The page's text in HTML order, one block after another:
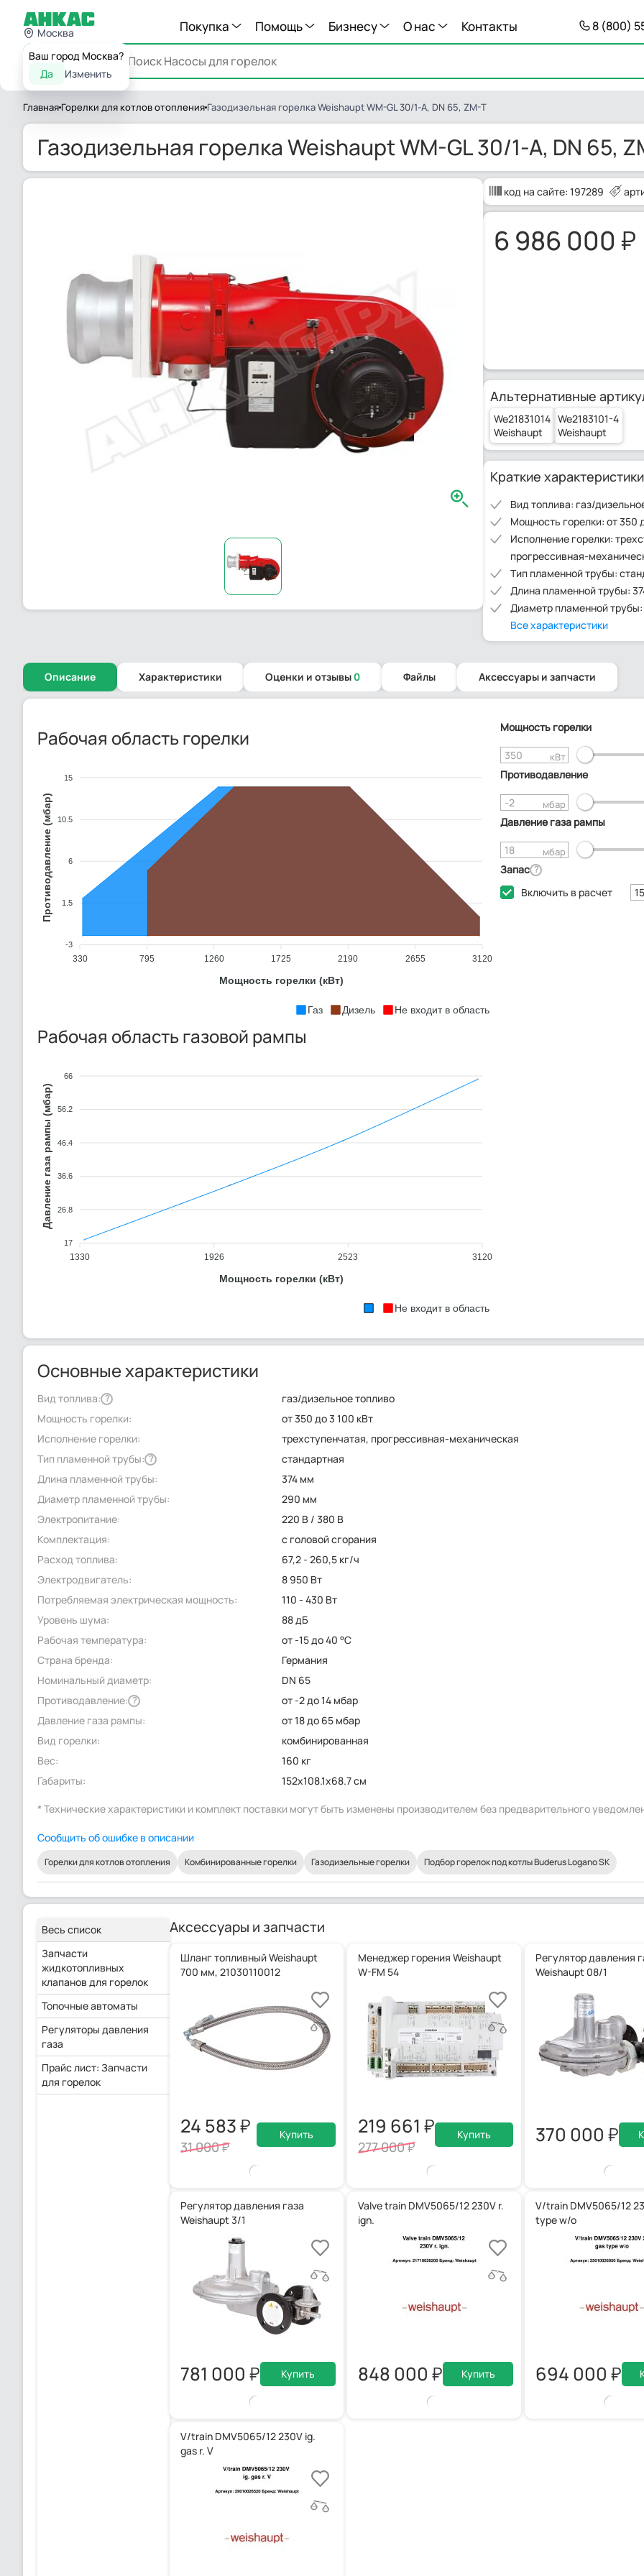
Москва
Ваш город Москва?
Да
Изменить
Покупка Помощь Бизнесу О нас Контакты 8 (800)
Каталог
Главная Горелки для котлов отопления Газодизельная горелка Weishaupt WM-GL 30/1-A, DN 65, ZM-T
Газодизельная горелка Weishaupt WM-GL 30/1-A, DN 65,
код на сайте: 197289
6 986 000
Альтернативные
We21831014
Weishaupt
We2183101-4
Weishaupt
Краткие характеристики
Вид топлива: газ/
Мощность горелки: от 350
Исполнение горелки:
прогрессивная-
Тип пламенной трубы:
Длина пламенной трубы:
Диаметр пламенной
Все характеристики
Описание Характеристики Оценки и отзывы 0 Файлы Аксессуары и запчасти
Рабочая область горелки
15
10.5
6
1.5
-3
Противодавление (мбар)
330 795 1260 1725 2190 2655 3120
Мощность горелки (кВт)
Газ Дизель Не входит в область
Рабочая область газовой рампы
66
56.2
46.4
36.6
26.8
17
Давление газа рампы (мбар)
1330 1926 2523 3120
Мощность горелки (кВт)
Не входит в область
Мощность горелки
кВт
Противодавление
мбар
Давление газа рампы
мбар
Запас ?
Включить в расчет
Основные характеристики
Вид топлива: ?
газ/дизельное топливо
Мощность горелки:
от 350 до 3 100 кВт
Исполнение горелки:
трехступенчатая, прогрессивная-механическая
Тип пламенной трубы: ?
стандартная
Длина пламенной трубы:
374 мм
Диаметр пламенной трубы:
290 мм
Электропитание:
220 В / 380 В
Комплектация:
с головой сгорания
Расход топлива:
67,2 - 260,5 кг/ч
Электродвигатель:
8 950 Вт
Потребляемая электрическая мощность:
110 - 430 Вт
Уровень шума:
88 дБ
Рабочая температура:
от -15 до 40 °C
Страна бренда:
Германия
Номинальный диаметр:
DN 65
Противодавление: ?
от -2 до 14 мбар
Давление газа рампы:
от 18 до 65 мбар
Вид горелки:
комбинированная
Вес:
160 кг
Габариты:
152x108.1x68.7 см
* Технические характеристики и комплект поставки могут быть изменены производителем без предварительного
Сообщить об ошибке в описании
Горелки для котлов отопления Комбинированные горелки Газодизельные горелки Подбор горелок под котлы Buderus Logano SK
Весь список
Запчасти
жидкотопливных
клапанов для горелок
Топочные автоматы
Регуляторы давления
газа
Прайс лист: Запчасти
для горелок
Аксессуары и запчасти
Шланг топливный Weishaupt
700 мм, 21030110012
24 583
31 000
Купить
Менеджер горения Weishaupt
W-FM 54
219 661
277 000
Купить
Регулятор давления
Weishaupt 08/1
370 000
Регулятор давления газа
Weishaupt 3/1
781 000 Купить
Valve train DMV5065/12 230V r.
ign.
848 000 Купить
V/train DMV5065/12
type w/o
694 000
V/train DMV5065/12 230V ig.
gas r. V